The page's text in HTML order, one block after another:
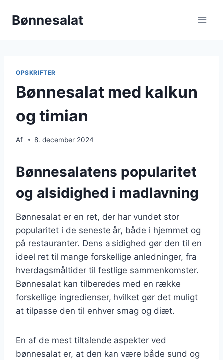
Bønnesalat
OPSKRIFTER
Bønnesalat med kalkun
og timian
Af 8. december 2024
Bønnesalatens popularitet
og alsidighed i madlavning
Bønnesalat er en ret, der har vundet stor
popularitet i de seneste år, både i hjemmet og
på restauranter. Dens alsidighed gør den til en
ideel ret til mange forskellige anledninger, fra
hverdagsmåltider til festlige sammenkomster.
Bønnesalat kan tilberedes med en række
forskellige ingredienser, hvilket gør det muligt
at tilpasse den til enhver smag og diæt.
En af de mest tiltalende aspekter ved
bønnesalat er, at den kan være både sund og